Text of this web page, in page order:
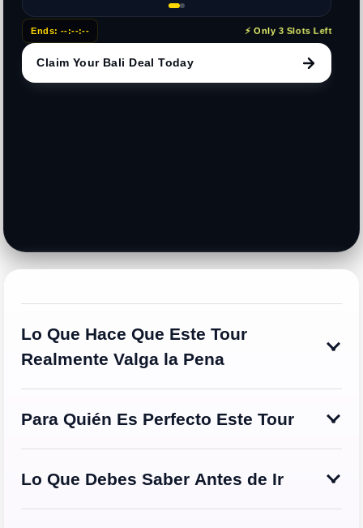
Ends: --:--:-- ⚡ Only 3 Slots Left
Claim Your Bali Deal Today
Lo Que Hace Que Este Tour
Realmente Valga la Pena
Para Quién Es Perfecto Este Tour
Lo Que Debes Saber Antes de Ir